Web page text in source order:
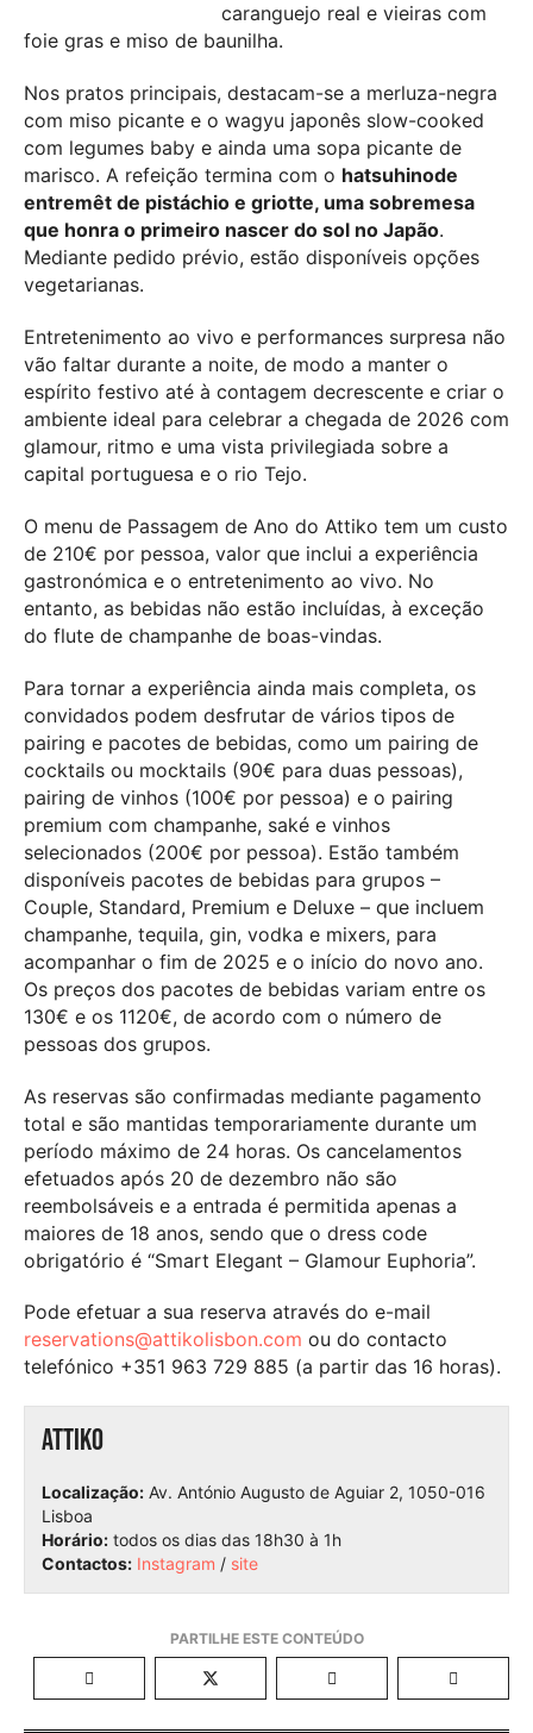
caranguejo real e vieiras com
foie gras e miso de baunilha.
Nos pratos principais, destacam-se a merluza-negra
com miso picante e o wagyu japonês slow-cooked
com legumes baby e ainda uma sopa picante de
marisco. A refeição termina com o hatsuhinode
entremêt de pistáchio e griotte, uma sobremesa
que honra o primeiro nascer do sol no Japão.
Mediante pedido prévio, estão disponíveis opções
vegetarianas.
Entretenimento ao vivo e performances surpresa não
vão faltar durante a noite, de modo a manter o
espírito festivo até à contagem decrescente e criar o
ambiente ideal para celebrar a chegada de 2026 com
glamour, ritmo e uma vista privilegiada sobre a
capital portuguesa e o rio Tejo.
O menu de Passagem de Ano do Attiko tem um custo
de 210€ por pessoa, valor que inclui a experiência
gastronómica e o entretenimento ao vivo. No
entanto, as bebidas não estão incluídas, à exceção
do flute de champanhe de boas-vindas.
Para tornar a experiência ainda mais completa, os
convidados podem desfrutar de vários tipos de
pairing e pacotes de bebidas, como um pairing de
cocktails ou mocktails (90€ para duas pessoas),
pairing de vinhos (100€ por pessoa) e o pairing
premium com champanhe, saké e vinhos
selecionados (200€ por pessoa). Estão também
disponíveis pacotes de bebidas para grupos –
Couple, Standard, Premium e Deluxe – que incluem
champanhe, tequila, gin, vodka e mixers, para
acompanhar o fim de 2025 e o início do novo ano.
Os preços dos pacotes de bebidas variam entre os
130€ e os 1120€, de acordo com o número de
pessoas dos grupos.
As reservas são confirmadas mediante pagamento
total e são mantidas temporariamente durante um
período máximo de 24 horas. Os cancelamentos
efetuados após 20 de dezembro não são
reembolsáveis e a entrada é permitida apenas a
maiores de 18 anos, sendo que o dress code
obrigatório é “Smart Elegant – Glamour Euphoria”.
Pode efetuar a sua reserva através do e-mail
reservations@attikolisbon.com ou do contacto
telefónico +351 963 729 885 (a partir das 16 horas).
ATTIKO
Localização: Av. António Augusto de Aguiar 2, 1050-016
Lisboa
Horário: todos os dias das 18h30 à 1h
Contactos: Instagram / site